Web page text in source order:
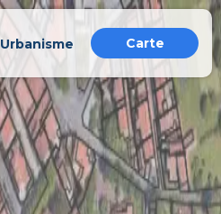
Urbanisme Carte